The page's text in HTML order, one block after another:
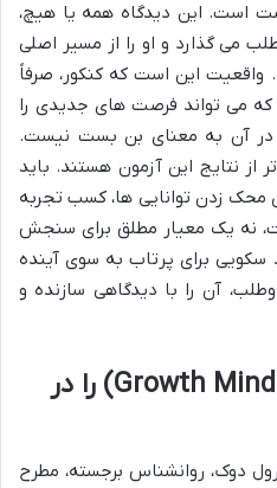
است. این دیدگاه همه یا هیچ،
می گذارد و او را از مسیر اصلی
این است که کنکور، صرفاً
که می تواند فرصت های جدیدی را
آن به معنای بن بست نیست.
از نتایج این آزمون هستند. باید
محک زدن توانایی ها، کسب تجربه
نه یک معیار مطلق برای سنجش
سکویی برای پرتاب به سوی آینده
آن را با دیدگاهی سازنده و
۱.۲. ذهنیت رشد (Growth Mindset) را در
دوک، روانشناس برجسته، مطرح